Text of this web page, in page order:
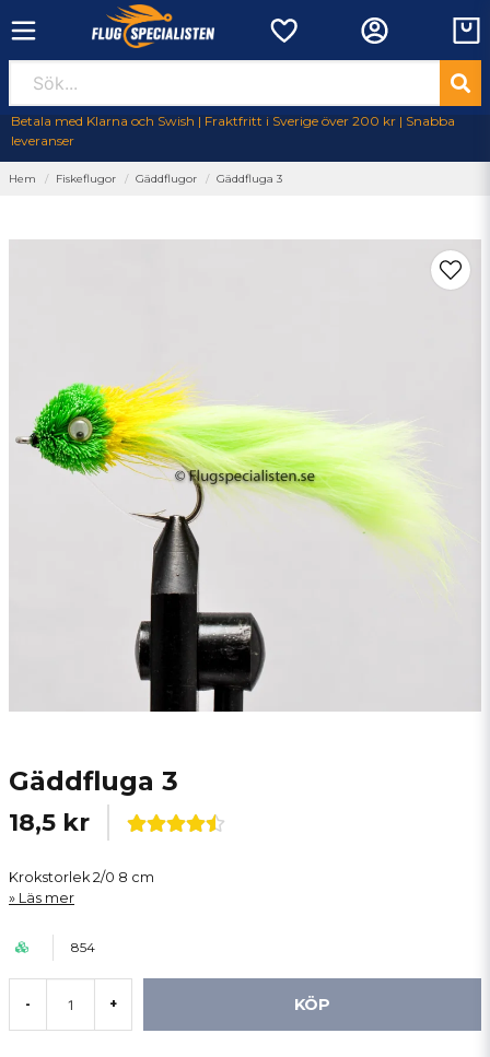
Betala med Klarna och Swish | Fraktfritt i Sverige över 200 kr | Snabba
leveranser
Hem Fiskeflugor Gäddflugor Gäddfluga 3
Gäddfluga 3
18,5 kr
Krokstorlek 2/0 8 cm
Läs mer
854
- + KÖP